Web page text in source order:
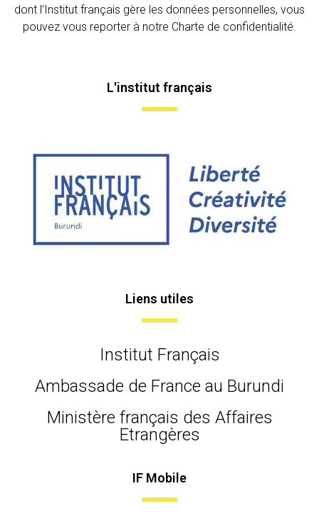
dont l’Institut français gère les données personnelles, vous
pouvez vous reporter à notre Charte de confidentialité.
L'institut français
Liens utiles
Institut Français
Ambassade de France au Burundi
Ministère français des Affaires
Etrangères
IF Mobile